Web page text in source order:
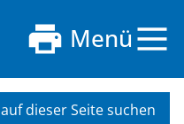
Menü
auf dieser Seite suchen